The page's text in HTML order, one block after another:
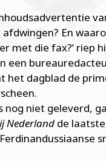
En
met die fax?’ riep
een
het dagblad de
nog niet geleverd,
Nederland de